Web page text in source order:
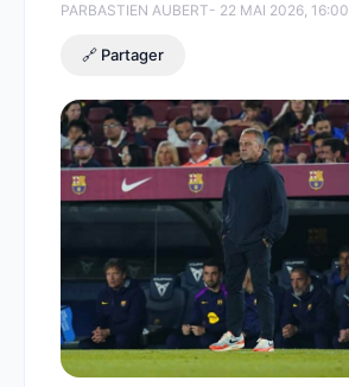
PARBASTIEN AUBERT- 22 MAI 2026, 16:00
🔗 Partager